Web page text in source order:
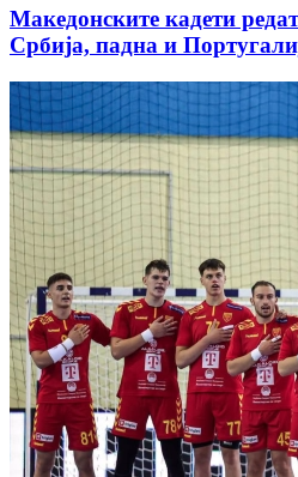
Македонските кадети
Србија, падна и